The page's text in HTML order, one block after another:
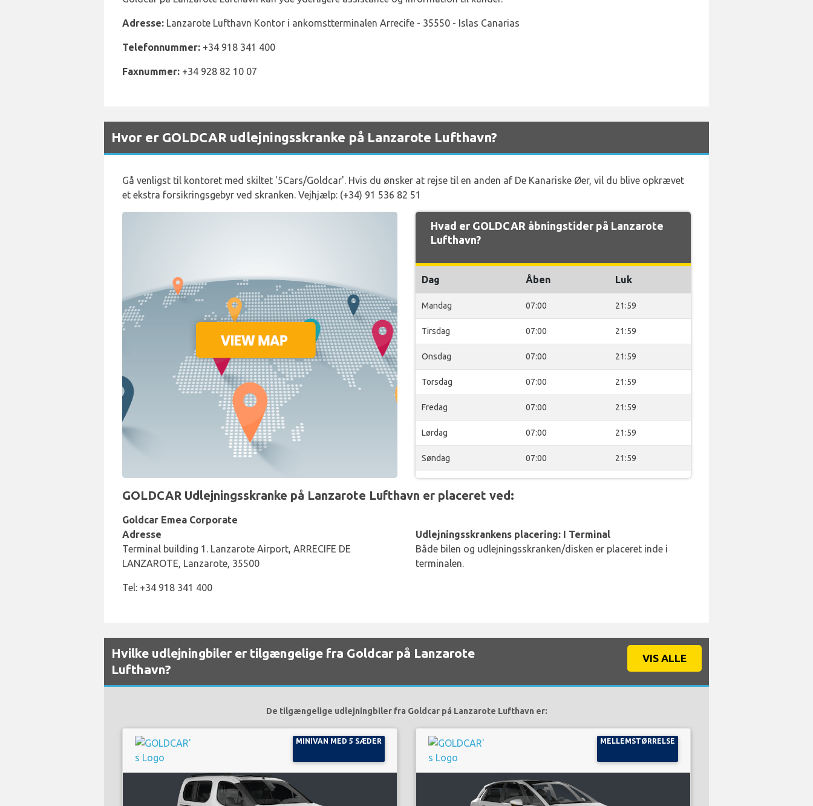
Adresse: Lanzarote Lufthavn Kontor i ankomstterminalen Arrecife - 35550 - Islas Canarias
Telefonnummer: +34 918 341 400
Faxnummer: +34 928 82 10 07
Hvor er GOLDCAR udlejningsskranke på Lanzarote Lufthavn?
Gå venligst til kontoret med skiltet '5Cars/Goldcar'. Hvis du ønsker at rejse til en anden af De Kanariske Øer, vil du blive opkrævet
et ekstra forsikringsgebyr ved skranken. Vejhjælp: (+34) 91 536 82 51
Hvad er GOLDCAR åbningstider på Lanzarote
Lufthavn?
Dag Åben Luk
Mandag 07:00 21:59
Tirsdag 07:00 21:59
Onsdag 07:00 21:59
Torsdag 07:00 21:59
Fredag 07:00 21:59
Lørdag 07:00 21:59
Søndag 07:00 21:59
GOLDCAR Udlejningsskranke på Lanzarote Lufthavn er placeret ved:
Goldcar Emea Corporate
Adresse
Terminal building 1. Lanzarote Airport, ARRECIFE DE
LANZAROTE, Lanzarote, 35500
Tel: +34 918 341 400
Udlejningsskrankens placering: I Terminal
Både bilen og udlejningsskranken/disken er placeret inde i
terminalen.
Hvilke udlejningbiler er tilgængelige fra Goldcar på Lanzarote
Lufthavn?
VIS ALLE
De tilgængelige udlejningbiler fra Goldcar på Lanzarote Lufthavn er:
MINIVAN MED 5 SÆDER MELLEMSTØRRELSE